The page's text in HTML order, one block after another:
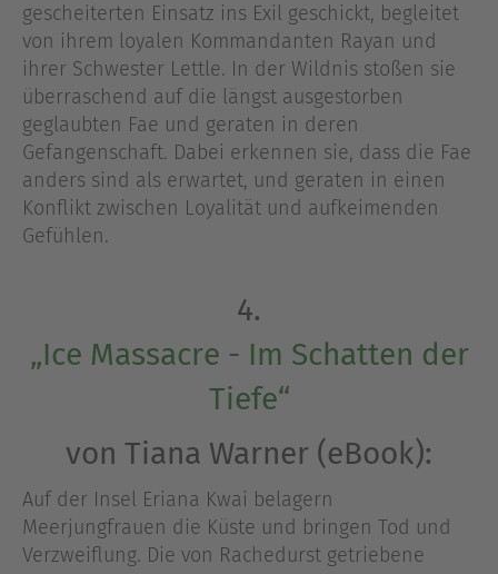
gescheiterten Einsatz ins Exil geschickt, begleitet
von ihrem loyalen Kommandanten Rayan und
ihrer Schwester Lettle. In der Wildnis stoßen sie
überraschend auf die längst ausgestorben
geglaubten Fae und geraten in deren
Gefangenschaft. Dabei erkennen sie, dass die Fae
anders sind als erwartet, und geraten in einen
Konflikt zwischen Loyalität und aufkeimenden
Gefühlen.
4.
„Ice Massacre - Im Schatten der
Tiefe“
von Tiana Warner (eBook):
Auf der Insel Eriana Kwai belagern
Meerjungfrauen die Küste und bringen Tod und
Verzweiflung. Die von Rachedurst getriebene